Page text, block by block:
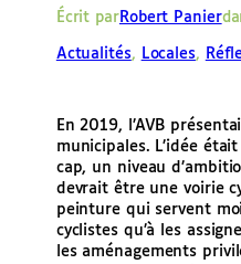
Écrit parRobert Panier
Actualités, Locales,
En 2019, l’AVB
municipales. L’idée
cap, un niveau
devrait être une voirie
peinture qui servent
cyclistes qu’à les
les aménagements